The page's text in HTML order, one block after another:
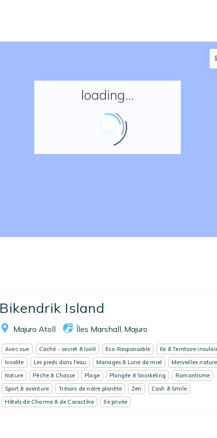
Réserver un séjour
EN
loading...
Bikendrik Island
Majuro Atoll Îles Marshall Majuro
Avec vue Caché - secret & Isolé Eco-Responsable
Ile & Territoire
Insolite
Les pieds dans l'eau Mariages & Lune de miel
Merveilles
Nature
Pêche & Chasse Plage Plongée & Snorkeling
Romantisme
Sport & aventure
Trésors de notre planète Zen
Cash & Smile
Hôtels de Charme & de Caractère
Ile privée